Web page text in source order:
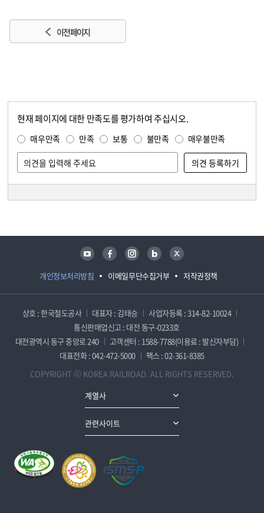
이전 페이지
현재 페이지에 대한 만족도를 평가하여 주십시오.
매우만족 만족 보통 불만족 매우불만족
개인정보처리방침 이메일무단수집거부 저작권정책
유튜브 페이스북 인스타그램 블로그 트위터
상호 : 한국철도공사 대표자 : 김태승
사업자등록 : 314-82-10024
통신판매업신고 : 대전 동구-0233호
대전광역시 동구 중앙로 240
고객센터 : 1588-7788(이용료 : 발신자부담)
대표전화 : 042-472-5000
팩스 : 02-361-8385
COPYRIGHT ⓒ KOREA RAILROAD. ALL RIGHTS RESERVED.
계열사
관련사이트